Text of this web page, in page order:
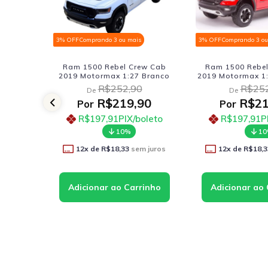
3% OFFComprando 3 ou mais
Ram 1500 Rebel Crew Cab
2019 Motormax 1:27 Branco
De R$252,90
Por R$219,90
R$197,91PIX/boleto
10%
12x de R$18,33 sem juros
3% OFFComprando 3
Ram 1500
2019 Motormax
De
Por
R$197,91
12x de